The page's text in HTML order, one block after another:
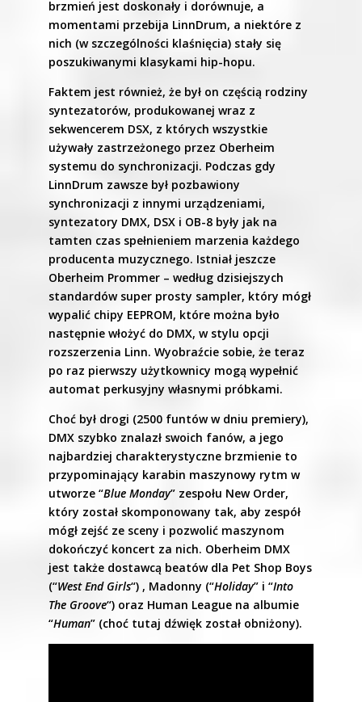
brzmień jest doskonały i dorównuje, a
momentami przebija LinnDrum, a niektóre z
nich (w szczególności klaśnięcia) stały się
poszukiwanymi klasykami hip-hopu.
Faktem jest również, że był on częścią rodziny
syntezatorów, produkowanej wraz z
sekwencerem DSX, z których wszystkie
używały zastrzeżonego przez Oberheim
systemu do synchronizacji. Podczas gdy
LinnDrum zawsze był pozbawiony
synchronizacji z innymi urządzeniami,
syntezatory DMX, DSX i OB-8 były jak na
tamten czas spełnieniem marzenia każdego
producenta muzycznego. Istniał jeszcze
Oberheim Prommer – według dzisiejszych
standardów super prosty sampler, który mógł
wypalić chipy EEPROM, które można było
następnie włożyć do DMX, w stylu opcji
rozszerzenia Linn. Wyobraźcie sobie, że teraz
po raz pierwszy użytkownicy mogą wypełnić
automat perkusyjny własnymi próbkami.
Choć był drogi (2500 funtów w dniu premiery),
DMX szybko znalazł swoich fanów, a jego
najbardziej charakterystyczne brzmienie to
przypominający karabin maszynowy rytm w
utworze “Blue Monday” zespołu New Order,
który został skomponowany tak, aby zespół
mógł zejść ze sceny i pozwolić maszynom
dokończyć koncert za nich. Oberheim DMX
jest także dostawcą beatów dla Pet Shop Boys
(“West End Girls“) , Madonny (“Holiday” i “Into
The Groove“) oraz Human League na albumie
“Human” (choć tutaj dźwięk został obniżony).